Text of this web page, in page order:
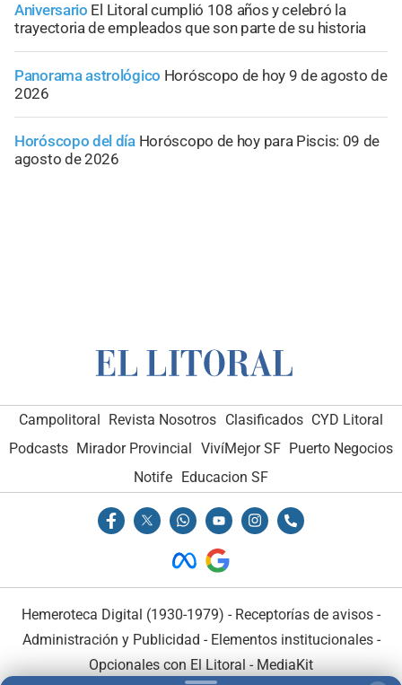
Aniversario El Litoral cumplió 108 años y celebró la
trayectoria de empleados que son parte de su historia
Panorama astrológico Horóscopo de hoy 9 de agosto de
2026
Horóscopo del día Horóscopo de hoy para Piscis: 09 de
agosto de 2026
Campolitoral Revista Nosotros Clasificados CYD Litoral
Podcasts Mirador Provincial VivíMejor SF Puerto Negocios
Notife Educacion SF
Hemeroteca Digital (1930-1979) - Receptorías de avisos -
Administración y Publicidad - Elementos institucionales-
Opcionales con El Litoral - MediaKit